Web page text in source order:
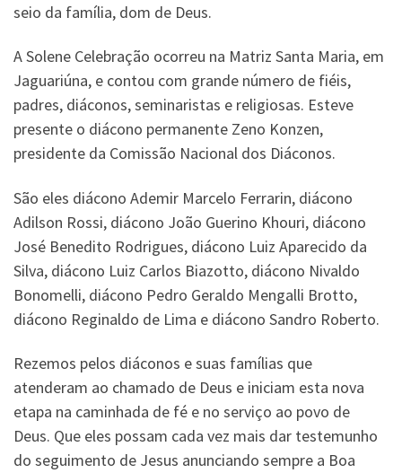
seio da família, dom de Deus.
A Solene Celebração ocorreu na Matriz Santa Maria, em
Jaguariúna, e contou com grande número de fiéis,
padres, diáconos, seminaristas e religiosas. Esteve
presente o diácono permanente Zeno Konzen,
presidente da Comissão Nacional dos Diáconos.
São eles diácono Ademir Marcelo Ferrarin, diácono
Adilson Rossi, diácono João Guerino Khouri, diácono
José Benedito Rodrigues, diácono Luiz Aparecido da
Silva, diácono Luiz Carlos Biazotto, diácono Nivaldo
Bonomelli, diácono Pedro Geraldo Mengalli Brotto,
diácono Reginaldo de Lima e diácono Sandro Roberto.
Rezemos pelos diáconos e suas famílias que
atenderam ao chamado de Deus e iniciam esta nova
etapa na caminhada de fé e no serviço ao povo de
Deus. Que eles possam cada vez mais dar testemunho
do seguimento de Jesus anunciando sempre a Boa